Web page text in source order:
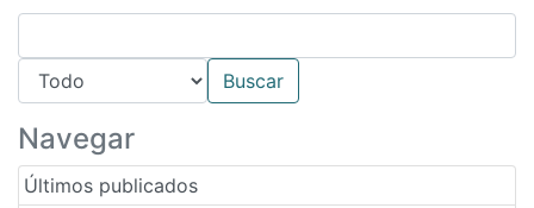
Navegar
Últimos publicados